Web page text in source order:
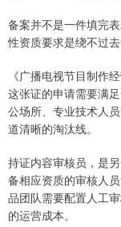
备案并不是一件填完
性资质要求是绕不过去
《广播电视节目制作
这张证的申请需要满
公场所、专业技术人
道清晰的淘汰线。
持证内容审核员，是
备相应资质的审核人
品团队需要配置人工
的运营成本。